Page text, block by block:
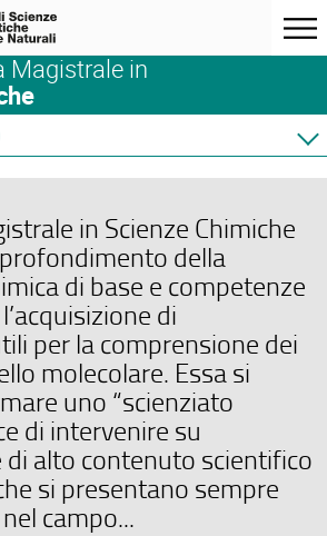
Magistrale in
in Scienze Chimiche
della
di base e competenze
di
per la comprensione dei
molecolare. Essa si
uno “scienziato
di intervenire su
alto contenuto scientifico
si presentano sempre
campo...